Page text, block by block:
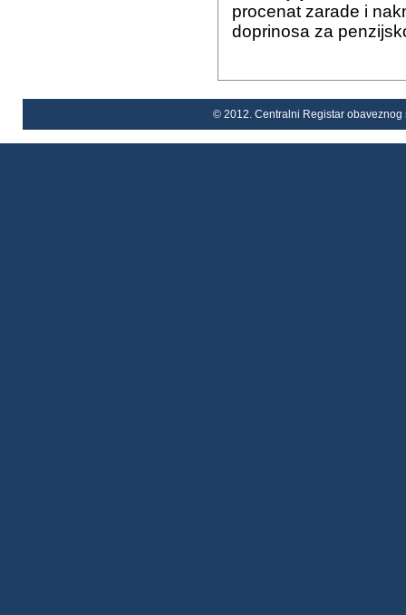
procenat zarade i
doprinosa za
© 2012. Centralni Registar obaveznog